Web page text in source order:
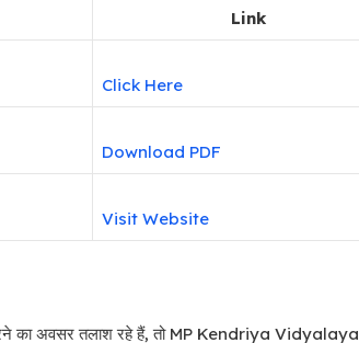
Link
Click Here
Download PDF
Visit Website
का अवसर तलाश रहे हैं, तो MP Kendriya Vidyalaya